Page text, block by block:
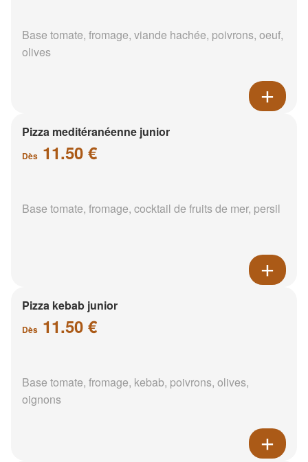
Base tomate, fromage, viande hachée, poivrons, oeuf,
olives
Pizza meditéranéenne junior
Dès 11.50 €
Base tomate, fromage, cocktail de fruits de mer, persil
Pizza kebab junior
Dès 11.50 €
Base tomate, fromage, kebab, poivrons, olives,
oignons